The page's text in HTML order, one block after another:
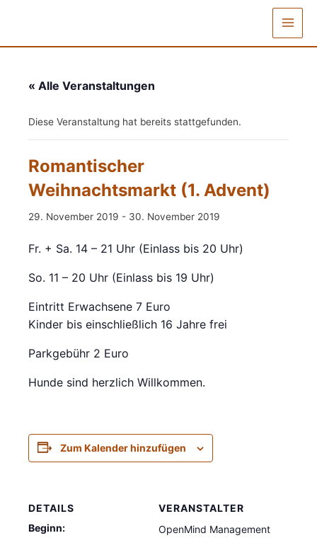
Main
« Alle Veranstaltungen
Diese Veranstaltung hat bereits stattgefunden.
Romantischer
Weihnachtsmarkt (1. Advent)
29. November 2019 - 30. November 2019
Fr. + Sa. 14 – 21 Uhr (Einlass bis 20 Uhr)
So. 11 – 20 Uhr (Einlass bis 19 Uhr)
Eintritt Erwachsene 7 Euro
Kinder bis einschließlich 16 Jahre frei
Parkgebühr 2 Euro
Hunde sind herzlich Willkommen.
Zum Kalender hinzufügen
DETAILS
Beginn:
VERANSTALTER
OpenMind Management